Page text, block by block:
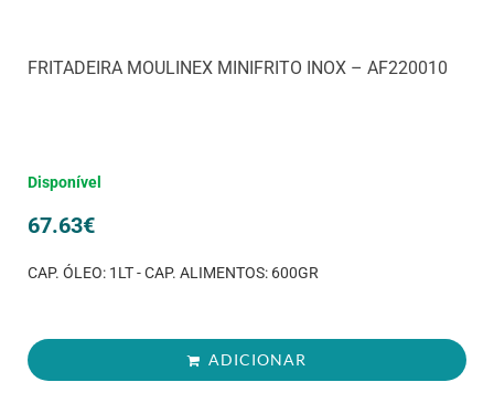
FRITADEIRA MOULINEX MINIFRITO INOX – AF220010
Disponível
67.63€
CAP. ÓLEO: 1LT - CAP. ALIMENTOS: 600GR
ADICIONAR